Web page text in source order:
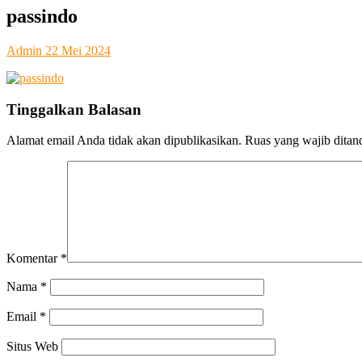
SMA Kesatrian 2 Semarang
passindo
Admin 22 Mei 2024
Tinggalkan Balasan
Alamat email Anda tidak akan dipublikasikan. Ruas yang wajib
Komentar *
Nama *
Email *
Situs Web